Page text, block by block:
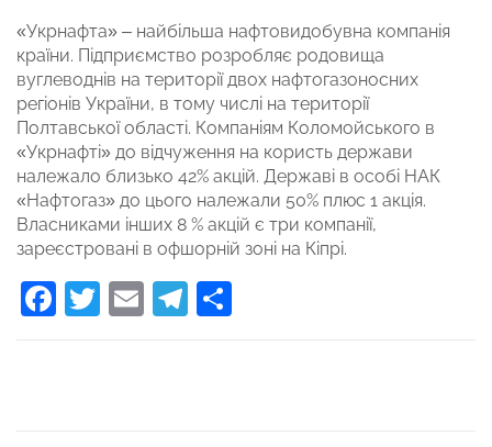
«Укрнафта» – найбільша нафтовидобувна компанія
країни. Підприємство розробляє родовища
вуглеводнів на території двох нафтогазоносних
регіонів України, в тому числі на території
Полтавської області. Компаніям Коломойського в
«Укрнафті» до відчуження на користь держави
належало близько 42% акцій. Державі в особі НАК
«Нафтогаз» до цього належали 50% плюс 1 акція.
Власниками інших 8 % акцій є три компанії,
зареєстровані в офшорній зоні на Кіпрі.
Facebook
Twitter
EmailTelegram